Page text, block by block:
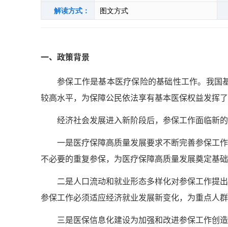
解读方式： 图文方式
一、政策背景
参保工作是基本医疗保险的基础性工作。我
较高水平，为保障公民依法享有基本医保权益发挥
经济社会发展进入新阶段后，参保工作面临新
一是医疗保障高质量发展要求不断完善参保工
不必要的重复参保，为医疗保障高质量发展奠定基
二是人口流动和就业形态多样化对参保工作提
参保工作必须适应经济就业发展新变化，为重点人
三是医保信息化建设为加强和改进参保工作创